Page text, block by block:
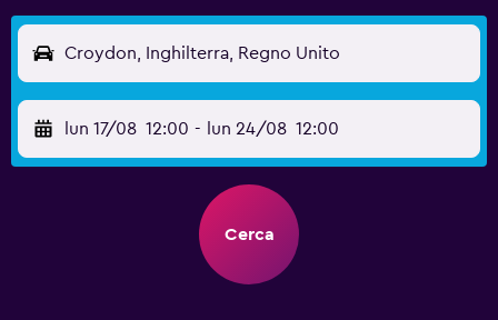
Croydon, Inghilterra, Regno Unito
lun 17/08 12:00 - lun 24/08 12:00
Cerca